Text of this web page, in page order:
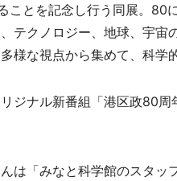
ことを記念し行う同展。80
テクノロジー、地球、宇
様な視点から集めて、科学
ジナル新番組「港区政80周
は「みなと科学館のスタッ